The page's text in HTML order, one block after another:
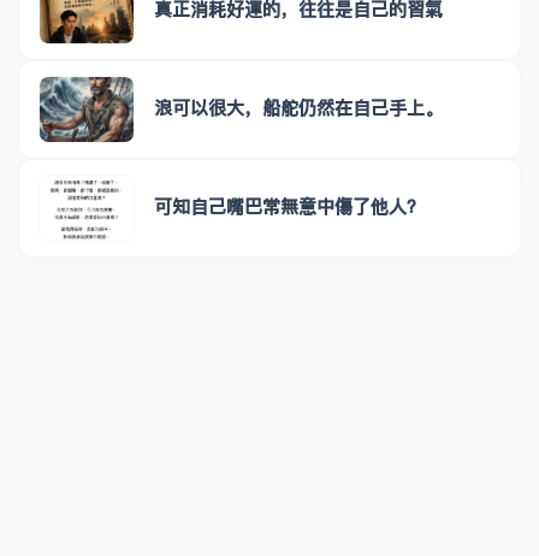
真正消耗好運的，往往是自己的習氣
浪可以很大，船舵仍然在自己手上。
可知自己嘴巴常無意中傷了他人？